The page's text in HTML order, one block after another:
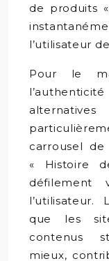
de produits
l’utilisateur
Pour le
carrousel
« Histoire
défilement
que les
contenus
mieux,